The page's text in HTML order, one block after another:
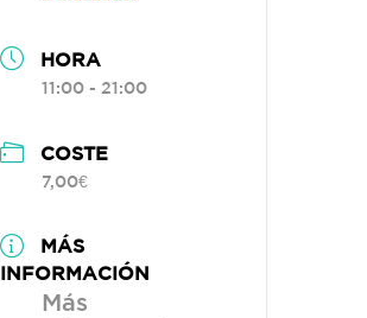
HORA
11:00 - 21:00
COSTE
7,00€
MÁS
INFORMACIÓN
Más